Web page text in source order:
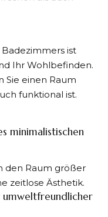
ist
Ihr Wohlbefinden.
Sie einen Raum
funktional ist.
minimalistischen
den Raum größer
zeitlose Ästhetik.
umweltfreundlicher